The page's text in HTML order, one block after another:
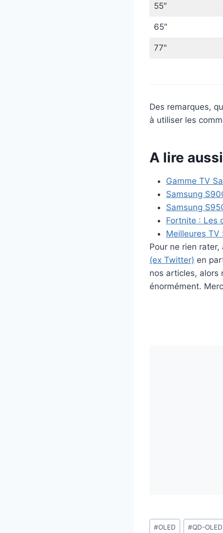
55″
65″
77″
Des remarques,
à utiliser les
A lire aussi
Gamme TV
Samsung
Samsung
Fortnite : Les
Meilleures TV
Pour ne rien
(ex Twitter) en
nos articles, alors
énormément.
Étiquettes
#OLED #QD-OLED